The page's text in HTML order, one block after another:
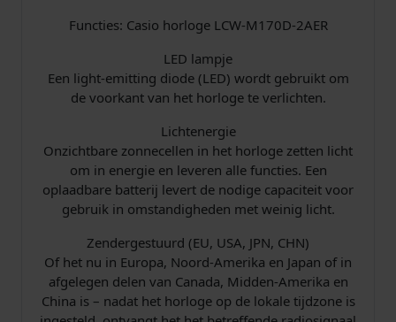
Functies: Casio horloge LCW-M170D-2AER
LED lampje
Een light-emitting diode (LED) wordt gebruikt om
de voorkant van het horloge te verlichten.
Lichtenergie
Onzichtbare zonnecellen in het horloge zetten licht
om in energie en leveren alle functies. Een
oplaadbare batterij levert de nodige capaciteit voor
gebruik in omstandigheden met weinig licht.
Zendergestuurd (EU, USA, JPN, CHN)
Of het nu in Europa, Noord-Amerika en Japan of in
afgelegen delen van Canada, Midden-Amerika en
China is – nadat het horloge op de lokale tijdzone is